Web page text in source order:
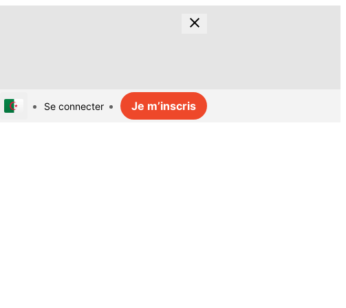
Se connecter Je m’inscris